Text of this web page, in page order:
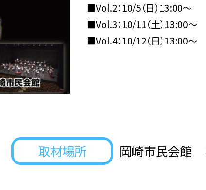
■Vol.2：10/5（日）13:00～
■Vol.3：10/11（土）13:00～
■Vol.4：10/12（日）13:00～
取材場所 岡崎市民会館